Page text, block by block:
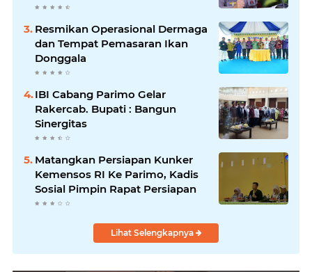
Resmikan Operasional Dermaga
dan Tempat Pemasaran Ikan
Donggala
IBI Cabang Parimo Gelar
Rakercab. Bupati : Bangun
Sinergitas
Matangkan Persiapan Kunker
Kemensos RI Ke Parimo, Kadis
Sosial Pimpin Rapat Persiapan
Lihat Selengkapnya